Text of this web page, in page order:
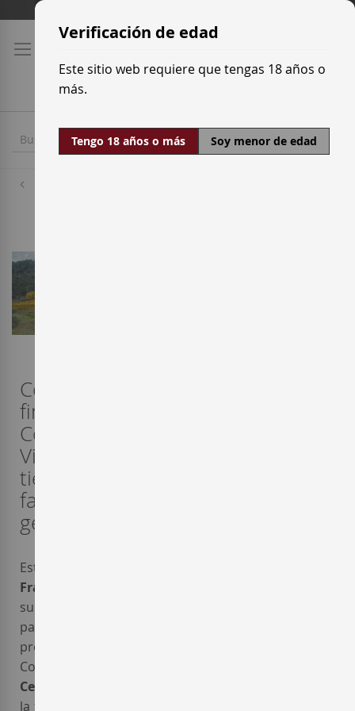
contenido
Con el objetivo de vinificar, por
fin, las uvas de la finca Mas d'en
Corral, la bodega Celler Cesca
Vicent consigue recuperar unas
tierras que pertenecieron a la
familia durante varias
generaciones.
Este proyecto nace en el año 2000, cuando
Francesca Vicent
su proyecto en homenaje al gran esfuerzo de su
padre. Su intención era producir y comercializar su
propio vino, tras muchos años de experiencia en la
Cooperativa Vinícola de Gratallops. La bodega
Cesca Vicent
la finca Mas d'en Corral, unas 11 hectáreas de viñas,
Verificación de edad
Este sitio web requiere que tengas 18 años o
más.
Tengo 18 años o más Soy menor de edad